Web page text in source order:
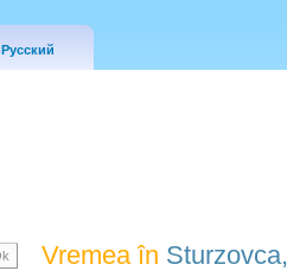
Русский
Vremea în